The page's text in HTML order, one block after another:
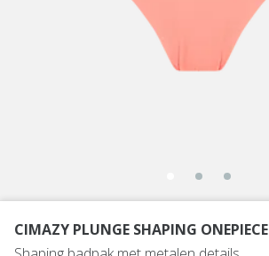
CIMAZY PLUNGE SHAPING ONEPIECE